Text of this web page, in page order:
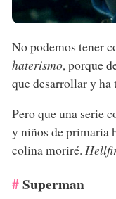
No podemos tener
haterismo, porque
que desarrollar y
Pero que una serie
y niños de primaria
colina moriré.
Superman